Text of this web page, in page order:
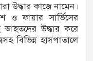
উদ্ধার কাজে নামেন।
ও ফায়ার সার্ভিসের
আহতদের উদ্ধার করে
বিভিন্ন হাসপাতালে